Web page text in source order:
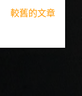
較舊的文章